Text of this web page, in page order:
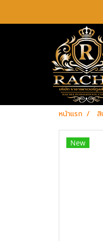
หน้าแรก
New